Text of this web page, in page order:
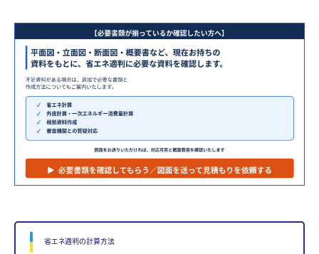
省エネ適判の計算方法